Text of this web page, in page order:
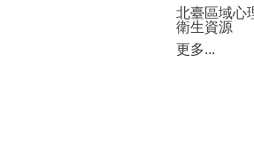
北臺區域心
衛生資源
更多...